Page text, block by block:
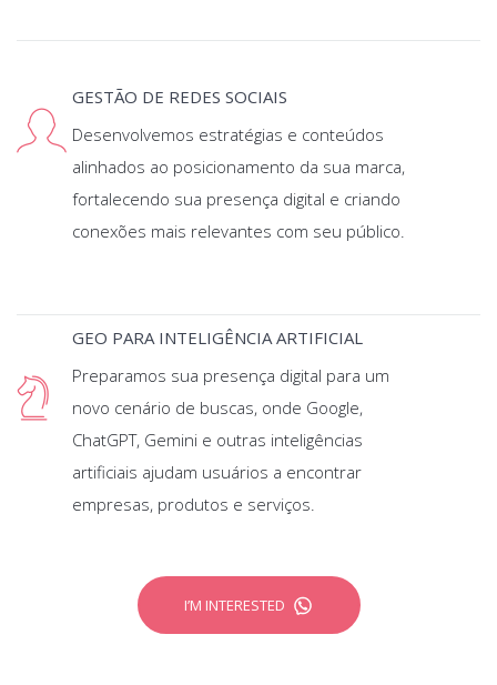
GESTÃO DE REDES SOCIAIS
Desenvolvemos estratégias e conteúdos
alinhados ao posicionamento da sua marca,
fortalecendo sua presença digital e criando
conexões mais relevantes com seu público.
GEO PARA INTELIGÊNCIA ARTIFICIAL
Preparamos sua presença digital para um
novo cenário de buscas, onde Google,
ChatGPT, Gemini e outras inteligências
artificiais ajudam usuários a encontrar
empresas, produtos e serviços.
I’M INTERESTED